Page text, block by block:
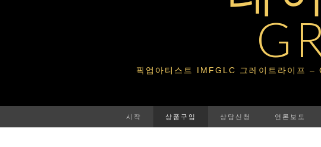
픽업아티스트 IMFGLC 그레이트라이
시작 상품구입 상담신청 언론보도